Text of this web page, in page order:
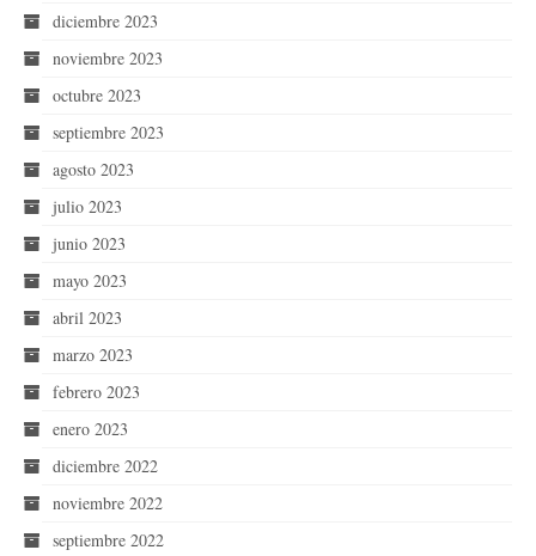
diciembre 2023
noviembre 2023
octubre 2023
septiembre 2023
agosto 2023
julio 2023
junio 2023
mayo 2023
abril 2023
marzo 2023
febrero 2023
enero 2023
diciembre 2022
noviembre 2022
septiembre 2022